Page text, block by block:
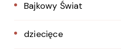
Bajkowy Świat
dziecięce